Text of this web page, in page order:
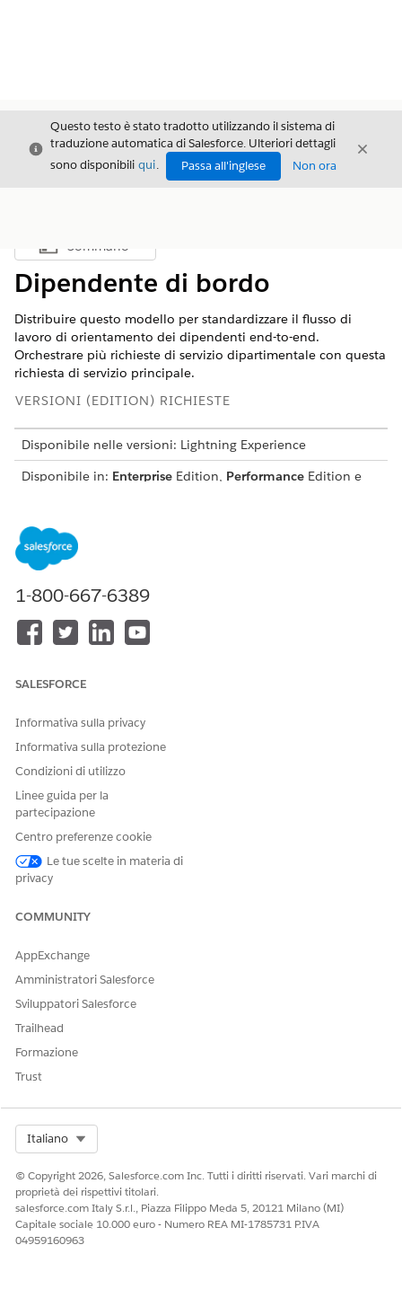
Chiudi
Questo testo è stato tradotto utilizzando il sistema di
traduzione automatica di Salesforce. Ulteriori dettagli
sono disponibili qui. Passa all'inglese Non ora
Chiudi
Mostra sommario
Sommario
Dipendente di bordo
Distribuire questo modello per standardizzare il flusso di
lavoro di orientamento dei dipendenti end-to-end.
Orchestrare più richieste di servizio dipartimentale con questa
richiesta di servizio principale.
VERSIONI (EDITION) RICHIESTE
Disponibile nelle versioni: Lightning Experience
Disponibile in: Enterprise Edition, Performance Edition e
Questo modello crea un record richiesta di servizio che
acquisisce i dettagli essenziali dell'utente per un'evasione
precisa e controllabile. Rivedere gli elementi inclusi nel
Attributi di accettazione
Il modulo di accettazione per questo modello acquisisce i
Email: Indirizzo email del nuovo dipendente.
Evasione automatica
che elabora automaticamente la richiesta di servizio. È
possibile estendere questo flusso in Flow Builder per
includere logica personalizzata, ad esempio approvazioni
automatiche dei responsabili o controlli dell'inventario.
Questo modello non include integrazioni preconfigurate per
flussi personalizzati con connettori che definiscono le
modalità di acquisizione ed evasione della richiesta.
QUESTO ARTICOLO HA RISOLTO IL PROBLEMA?
Sì No
1-800-667-6389
SALESFORCE
Informativa sulla privacy
Informativa sulla protezione
Condizioni di utilizzo
Linee guida per la
partecipazione
Centro preferenze cookie
Le tue scelte in materia di
privacy
COMMUNITY
AppExchange
Amministratori Salesforce
Sviluppatori Salesforce
Trailhead
Formazione
Trust
Italiano
© Copyright 2026, Salesforce.com Inc. Tutti i diritti riservati. Vari marchi di
proprietà dei rispettivi titolari.
salesforce.com Italy S.r.l., Piazza Filippo Meda 5, 20121 Milano (MI)
Capitale sociale 10.000 euro - Numero REA MI-1785731 P.IVA
04959160963